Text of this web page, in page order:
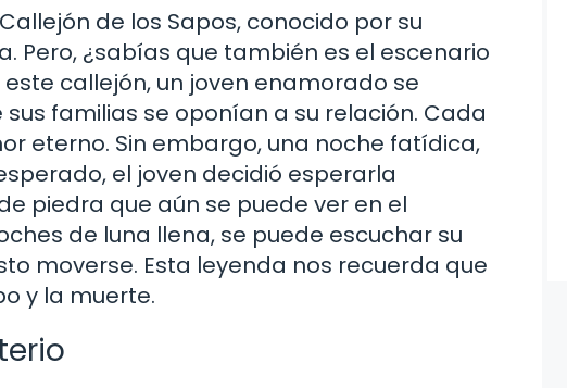
de los Sapos, conocido por su
Pero, ¿sabías que también es el escenario
callejón, un joven enamorado se
familias se oponían a su relación. Cada
eterno. Sin embargo, una noche fatídica,
el joven decidió esperarla
piedra que aún se puede ver en el
de luna llena, se puede escuchar su
moverse. Esta leyenda nos recuerda que
y la muerte.